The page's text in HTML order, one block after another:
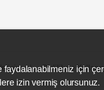
Gizlilik veiçin
izin vermiş olursunuz.